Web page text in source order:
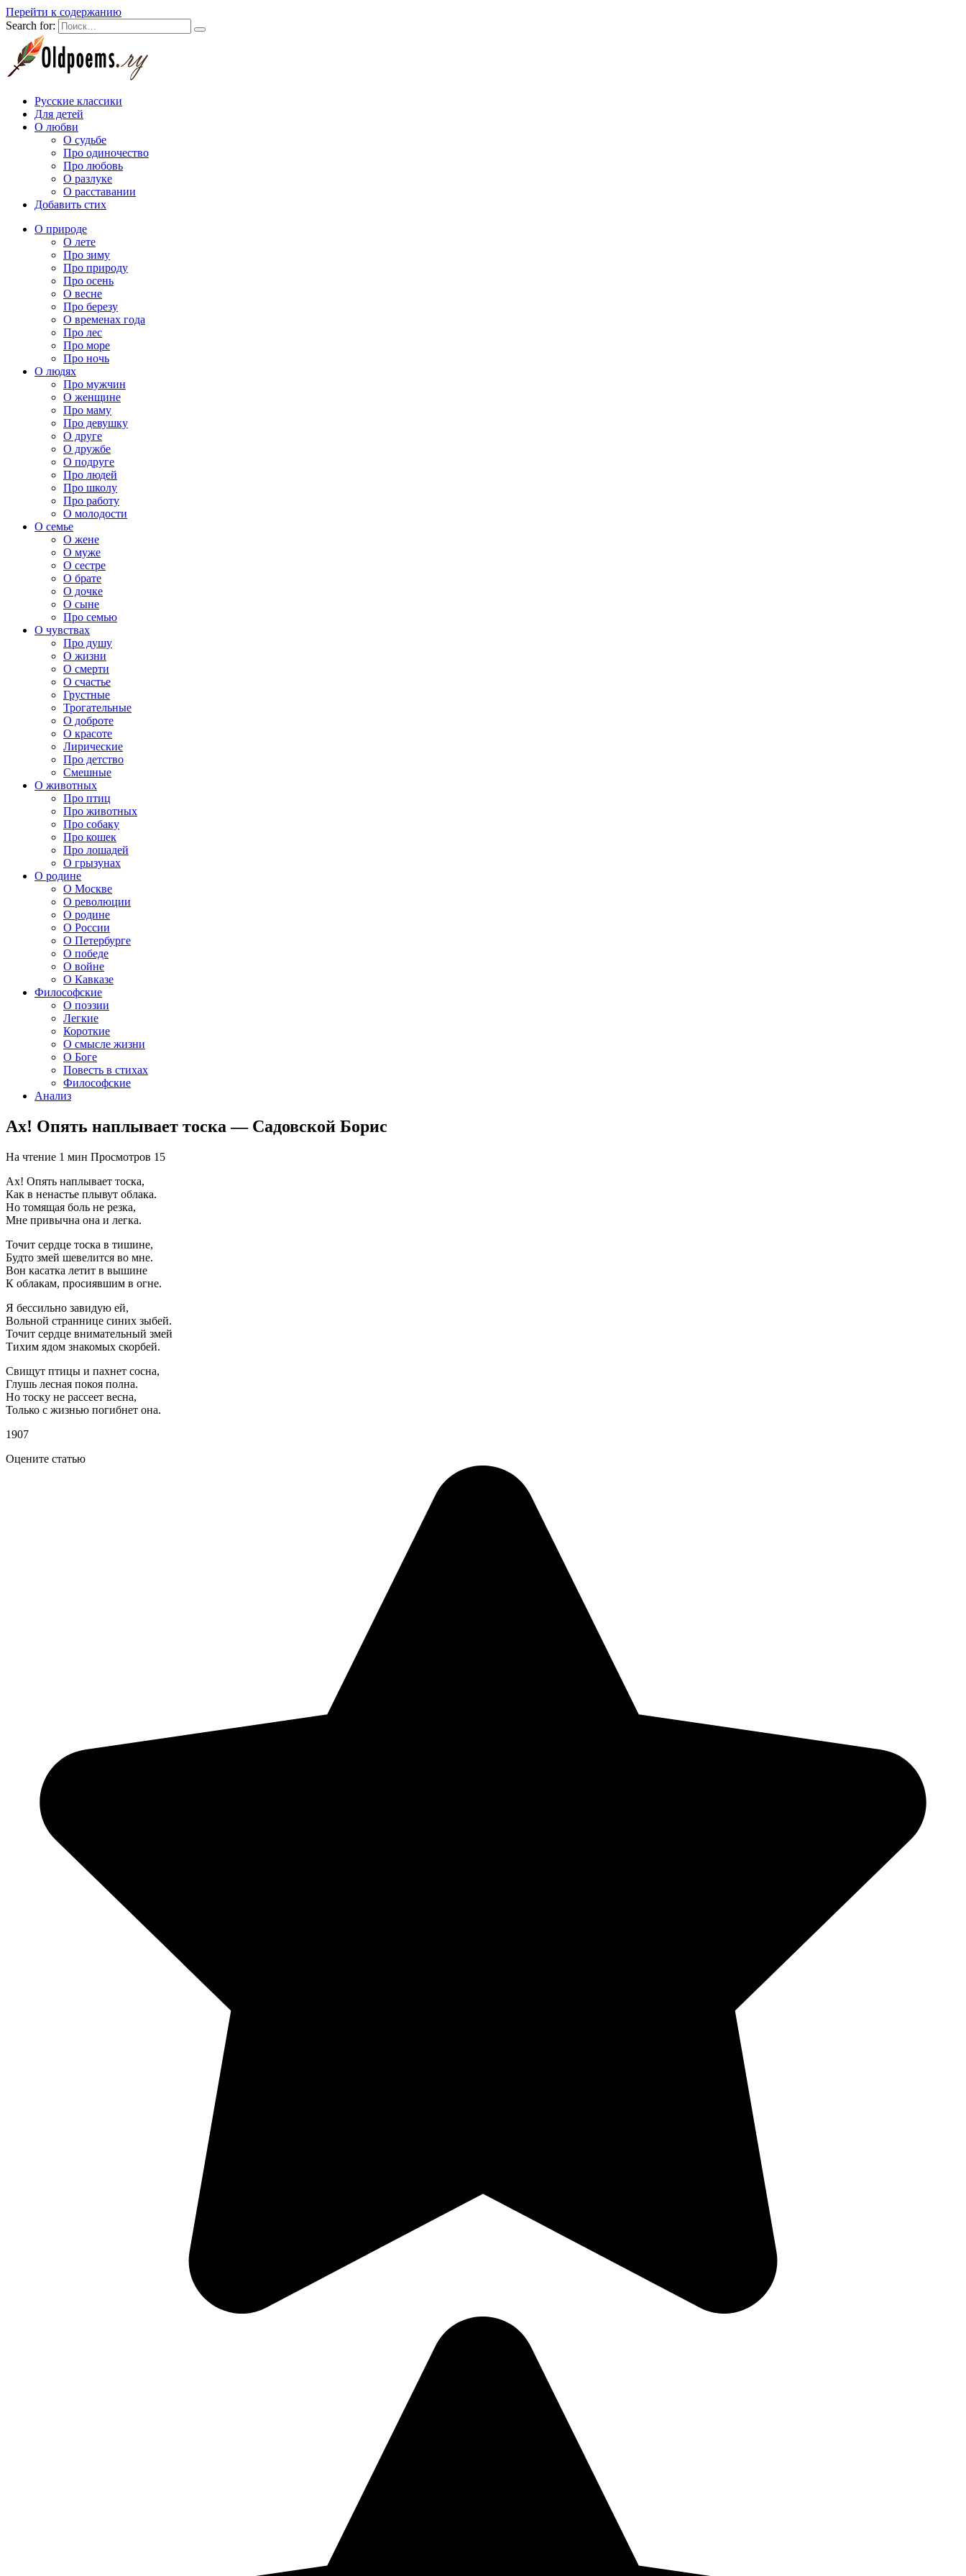
Перейти к содержанию
Search for:
Русские классики
Для детей
О любви
О судьбе
Про одиночество
Про любовь
О разлуке
О расставании
Добавить стих
О природе
О лете
Про зиму
Про природу
Про осень
О весне
Про березу
О временах года
Про лес
Про море
Про ночь
О людях
Про мужчин
О женщине
Про маму
Про девушку
О друге
О дружбе
О подруге
Про людей
Про школу
Про работу
О молодости
О семье
О жене
О муже
О сестре
О брате
О дочке
О сыне
Про семью
О чувствах
Про душу
О жизни
О смерти
О счастье
Грустные
Трогательные
О доброте
О красоте
Лирические
Про детство
Смешные
О животных
Про птиц
Про животных
Про собаку
Про кошек
Про лошадей
О грызунах
О родине
О Москве
О революции
О родине
О России
О Петербурге
О победе
О войне
О Кавказе
Философские
О поэзии
Легкие
Короткие
О смысле жизни
О Боге
Повесть в стихах
Философские
Анализ
Ах! Опять наплывает тоска — Садовской Борис
На чтение 1 мин Просмотров 15
Ах! Опять наплывает тоска,
Как в ненастье плывут облака.
Но томящая боль не резка,
Мне привычна она и легка.
Точит сердце тоска в тишине,
Будто змей шевелится во мне.
Вон касатка летит в вышине
К облакам, просиявшим в огне.
Я бессильно завидую ей,
Вольной страннице синих зыбей.
Точит сердце внимательный змей
Тихим ядом знакомых скорбей.
Свищут птицы и пахнет сосна,
Глушь лесная покоя полна.
Но тоску не рассеет весна,
Только с жизнью погибнет она.
1907
Оцените статью